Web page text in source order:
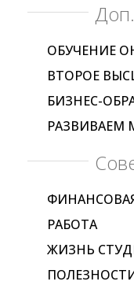
ОБУЧЕНИЕ
ВТОРОЕ
БИЗНЕС-
РАЗВИВАЕМ
РАБОТА
ЖИЗНЬ